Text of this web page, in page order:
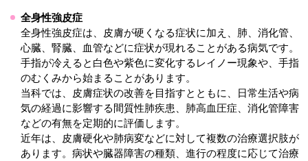
全身性強皮症
全身性強皮症は、皮膚が硬くなる症状に加え、肺、消化管、
心臓、腎臓、血管などに症状が現れることがある病気です。
手指が冷えると白色や紫色に変化するレイノー現象や、手指
のむくみから始まることがあります。
当科では、皮膚症状の改善を目指すとともに、日常生活や病
気の経過に影響する間質性肺疾患、肺高血圧症、消化管障害
などの有無を定期的に評価します。
近年は、皮膚硬化や肺病変などに対して複数の治療選択肢が
あります。病状や臓器障害の種類、進行の程度に応じて治療